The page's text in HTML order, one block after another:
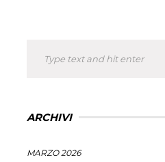
ARCHIVI
MARZO 2026